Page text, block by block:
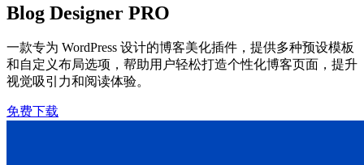
Blog Designer PRO
一款专为 WordPress 设计的博客美化插件，提供多种预设模板
和自定义布局选项，帮助用户轻松打造个性化博客页面，提升
视觉吸引力和阅读体验。
免费下载